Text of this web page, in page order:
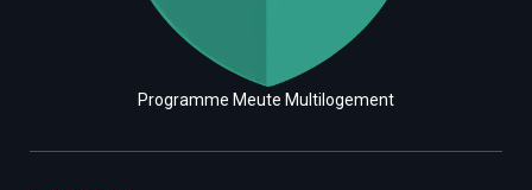
Programme Meute Multilogement